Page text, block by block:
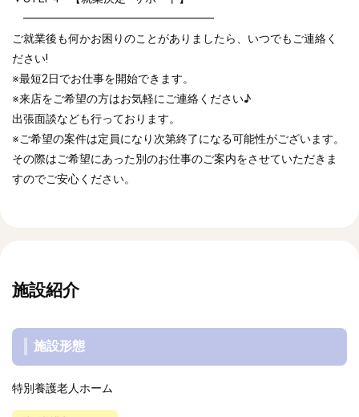
━━━━━━━━━━━━━━━━━
ご就業後も何かお困りのことがありましたら、いつでもご連絡く
ださい!
※最短2日でお仕事を開始できます。
※来店をご希望の方はお気軽にご連絡ください♪
出張面談なども行っております。
※ご希望の案件は定員になり次第終了になる可能性がございます。
その際はご希望にあった別のお仕事のご案内をさせていただきま
すのでご安心ください。
施設紹介
施設形態
特別養護老人ホーム